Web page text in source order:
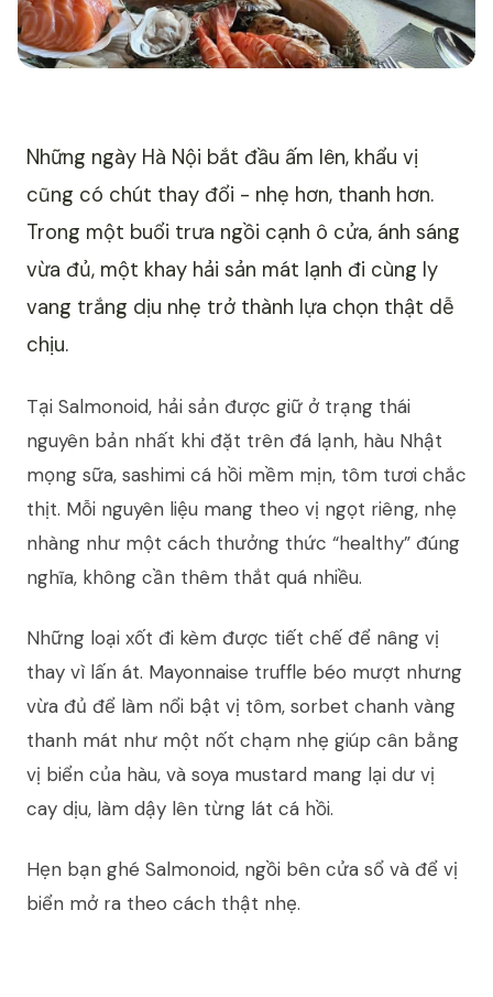
Những ngày Hà Nội bắt đầu ấm lên, khẩu vị
cũng có chút thay đổi - nhẹ hơn, thanh hơn.
Trong một buổi trưa ngồi cạnh ô cửa, ánh sáng
vừa đủ, một khay hải sản mát lạnh đi cùng ly
vang trắng dịu nhẹ trở thành lựa chọn thật dễ
chịu.
Tại Salmonoid, hải sản được giữ ở trạng thái
nguyên bản nhất khi đặt trên đá lạnh, hàu Nhật
mọng sữa, sashimi cá hồi mềm mịn, tôm tươi chắc
thịt. Mỗi nguyên liệu mang theo vị ngọt riêng, nhẹ
nhàng như một cách thưởng thức “healthy” đúng
nghĩa, không cần thêm thắt quá nhiều.
Những loại xốt đi kèm được tiết chế để nâng vị
thay vì lấn át. Mayonnaise truffle béo mượt nhưng
vừa đủ để làm nổi bật vị tôm, sorbet chanh vàng
thanh mát như một nốt chạm nhẹ giúp cân bằng
vị biển của hàu, và soya mustard mang lại dư vị
cay dịu, làm dậy lên từng lát cá hồi.
Hẹn bạn ghé Salmonoid, ngồi bên cửa sổ và để vị
biển mở ra theo cách thật nhẹ.